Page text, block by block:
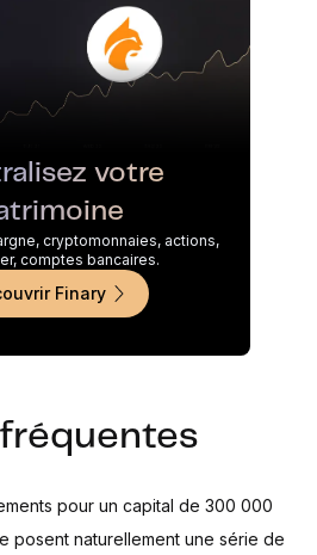
votre
cryptomonnaies, actions,
comptes bancaires.
Finary
pour un capital de 300 000
posent naturellement une série de